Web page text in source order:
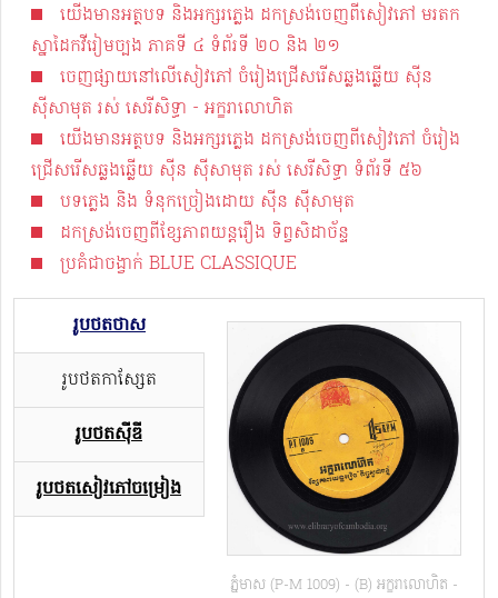
យើងមានអត្ថបទ និងអក្សរភ្លេង​ ដកស្រង់ចេញពីសៀវភៅ មរតក
ស្នាដៃកវីរៀមច្បង ភាគទី ៤ ទំព័រទី ២០ និង ២១
ចេញផ្សាយនៅលើសៀវភៅ ចំរៀងជ្រើសរើសឆ្លងឆ្លើយ ស៊ីន
ស៊ីសាមុត រស់ សេរីសិទ្ធា - អក្ខរាលោហិត
យើងមានអត្ថបទ និងអក្សរភ្លេង​ ដកស្រង់ចេញពីសៀវភៅ ចំរៀង
ជ្រើសរើសឆ្លងឆ្លើយ ស៊ីន ស៊ីសាមុត រស់ សេរីសិទ្ធា ទំព័រទី​ ៥៦
បទភ្លេង និង ទំនុកច្រៀងដោយ ស៊ីន​​ ស៊ីសាមុត
ដកស្រង់ចេញពីខ្សែភាពយន្តរឿង ទិព្វសិដាច័ន្ទ
ប្រគំជាចង្វាក់​ BLUE CLASSIQUE
រូបថតថាស
រូបថតកាសែ្សត
រូបថតស៊ីឌី
រូបថតសៀវភៅចម្រៀង
ភ្នំមាស (P-M 1009) - (B) អក្ខរាលោហិត -